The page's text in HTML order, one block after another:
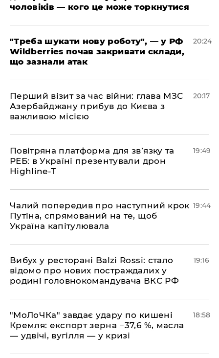
чоловіків — кого це може торкнутися
​"Треба шукати нову роботу", — у РФ
Wildberries почав закривати склади,
що зазнали атак
20:24
​Перший візит за час війни: глава МЗС
Азербайджану прибув до Києва з
важливою місією
20:17
​Повітряна платформа для зв’язку та
РЕБ: в Україні презентували дрон
Highline-T
19:49
​Чалий попередив про наступний крок
Путіна, спрямований на те, щоб
Україна капітулювала
19:44
​Вибух у ресторані Balzi Rossi: стало
відомо про нових постраждалих у
родині головнокомандувача ВКС РФ
19:16
​"МоЛоЧКа" завдає удару по кишені
Кремля: експорт зерна −37,6 %, масла
— удвічі, вугілля — у кризі
18:58